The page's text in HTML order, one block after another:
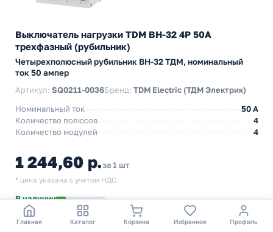
Выключатель нагрузки TDM ВН-32 4P 50A
трехфазный (рубильник)
Четырехполюсный рубильник BH-32 ТДМ, номинальный
ток 50 ампер
Артикул: SQ0211-0036Бренд: TDM Electric (ТДМ Электрик)
Номинальный ток
50 A
Количество полюсов
4
Количество модулей
4
1 244,60 р.за 1 шт
* цена указана с учетом НДС.
В наличии
Самовывоз из ПВЗ: м. Новохохловская
— Сегодня до 18:00
Доставка
по Москве и области — 10 августа
Главная Каталог Корзина Избранное Профиль